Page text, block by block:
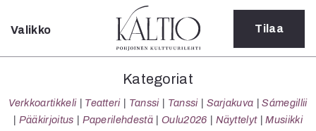
Sulje
Kategoriat
Verkkoartikkeli
Teatteri
Valikko Tilaa
Kategoriat
Verkkoartikkeli Teatteri Tanssi Tanssi Sarjakuva
Sámegillii
Pääkirjoitus
Paperilehdestä Oulu2026 Näyttelyt
Musiikki